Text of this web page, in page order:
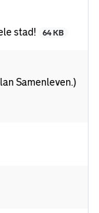
stad!
64 KB
Samenleven.)